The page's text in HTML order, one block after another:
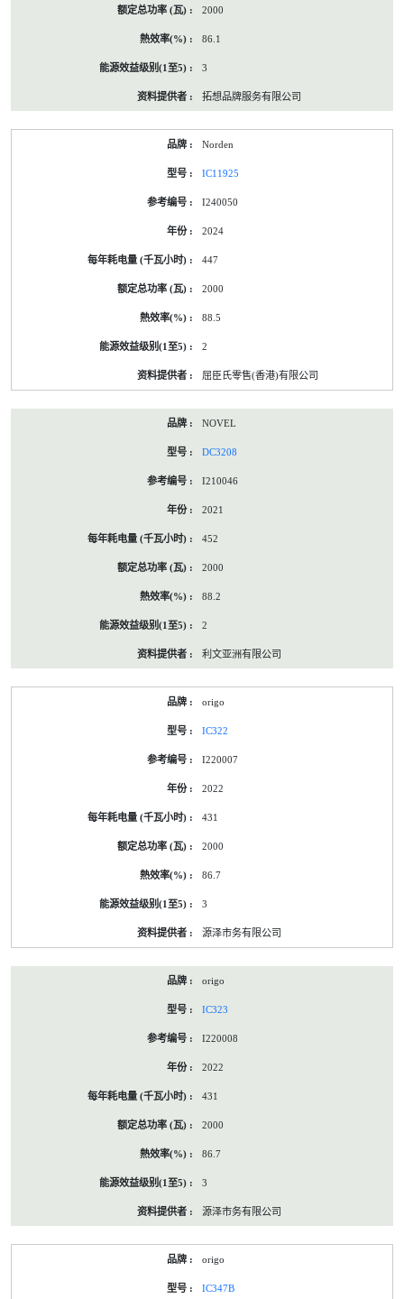
2000
86.1
3
拓想品牌服务有限公司
Norden
IC11925
I240050
2024
447
2000
88.5
2
屈臣氏零售(香港)有限公司
NOVEL
DC3208
I210046
2021
452
2000
88.2
2
利文亚洲有限公司
origo
IC322
I220007
2022
431
2000
86.7
3
源泽市务有限公司
origo
IC323
I220008
2022
431
2000
86.7
3
源泽市务有限公司
origo
IC347B